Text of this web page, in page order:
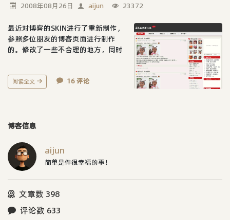
2008年08月26日 aijun 23372
最近对博客的SKIN进行了重新制作，
参照多位朋友的博客页面进行制作
的。修改了一些不合理的地方，同时
作的，可能只适合我自己用的博客。
阅读全文 16 评论
博客信息
aijun
简单是件很幸福的事！
文章数 398
评论数 633